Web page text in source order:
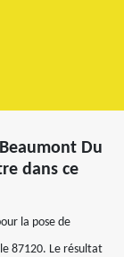
Du
dans ce
la pose de
87120. Le résultat